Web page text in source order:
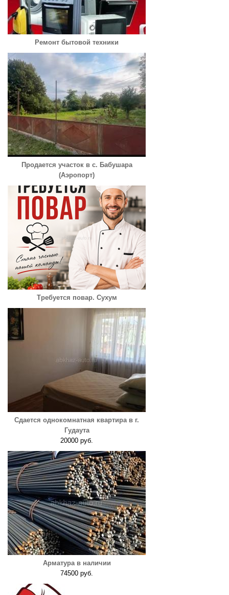
Ремонт бытовой техники
Продается участок в с. Бабушара
(Аэропорт)
Требуется повар. Сухум
Сдается однокомнатная квартира в г.
Гудаута
20000 руб.
Арматура в наличии
74500 руб.